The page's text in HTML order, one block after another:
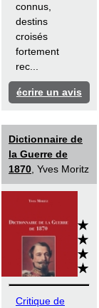
connus,
destins
croisés
fortement
rec...
écrire un avis
Dictionnaire de
la Guerre de
1870 , Yves Moritz
Critique de